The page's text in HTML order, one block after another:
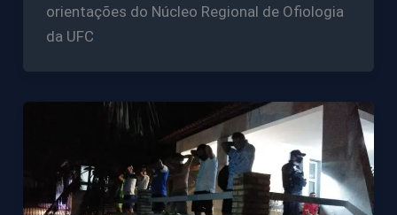
orientações do Núcleo Regional de Ofiologia
da UFC